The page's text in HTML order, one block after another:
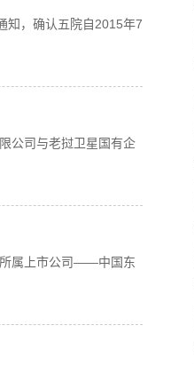
知，确认五院自2015年7
公司与老挝卫星国有企
所属上市公司——中国东